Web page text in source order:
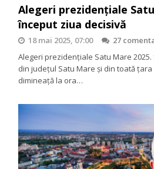
Alegeri prezidenţiale
început ziua decisivă
18 mai 2025, 07:00
27
Alegeri prezidenţiale Satu Mare
din judeţul Satu Mare şi din toată
dimineaţă la ora…